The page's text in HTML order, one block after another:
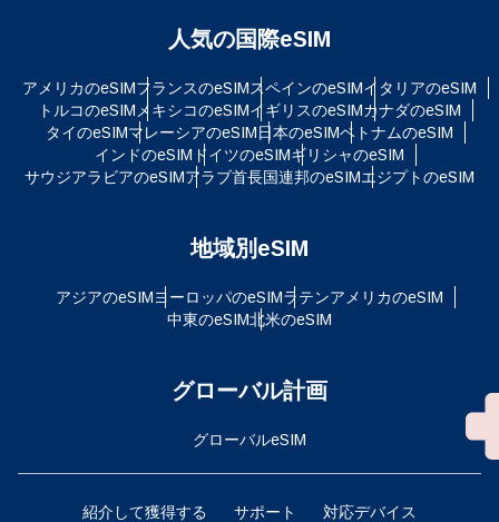
人気の国際eSIM
アメリカのeSIMフランスのeSIMスペインのeSIMイタリアのeSIM
トルコのeSIM メキシコのeSIMイギリスのeSIMカナダのeSIM
タイのeSIMマレーシアのeSIM日本のeSIMベトナムのeSIM
インドのeSIM ドイツのeSIMギリシャのeSIM
サウジアラビアのeSIMアラブ首長国連邦のeSIMエジプトのeSIM
地域別eSIM
アジアのeSIMヨーロッパのeSIMラテンアメリカのeSIM
中東のeSIM北米のeSIM
グローバル計画
グローバルeSIM
紹介して獲得する サポート 対応デバイス